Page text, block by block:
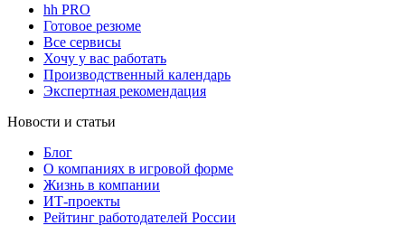
hh PRO
Готовое резюме
Все сервисы
Хочу у вас работать
Производственный календарь
Экспертная рекомендация
Новости и статьи
Блог
О компаниях в игровой форме
Жизнь в компании
ИТ-проекты
Рейтинг работодателей России